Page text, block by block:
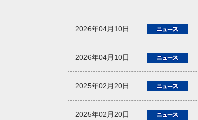
2026年04月10日
2026年04月10日
2025年02月20日
2025年02月20日